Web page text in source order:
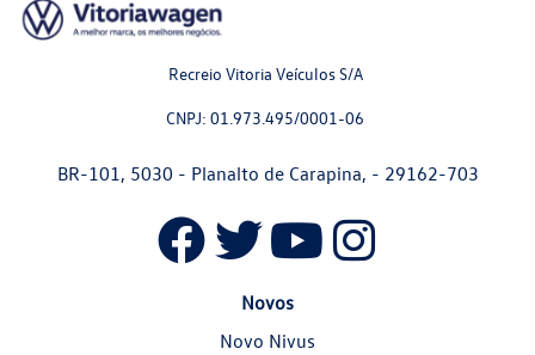
Recreio Vitoria Veículos S/A
CNPJ: 01.973.495/0001-06
BR-101, 5030 - Planalto de Carapina, - 29162-703
Novos
Novo Nivus